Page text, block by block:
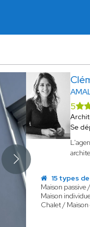
5
Se
15 types
Maison passive
Maison
Chalet / Maison